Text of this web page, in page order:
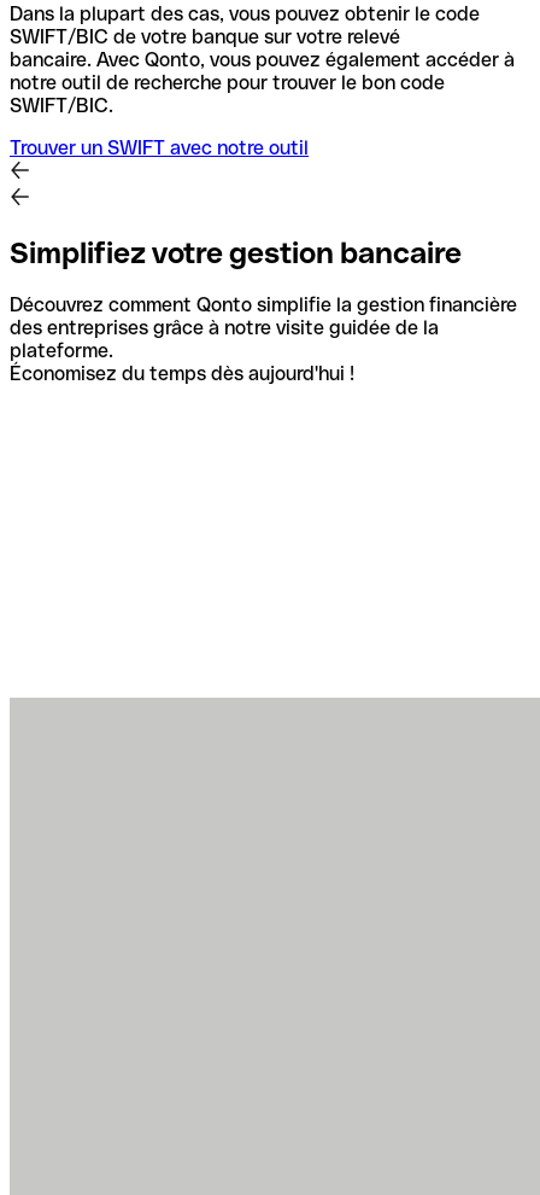
Dans la plupart des cas, vous pouvez obtenir le code
SWIFT/BIC de votre banque sur votre relevé
bancaire. Avec Qonto, vous pouvez également accéder à
notre outil de recherche pour trouver le bon code
SWIFT/BIC.
Trouver un SWIFT avec notre outil
Simplifiez votre gestion bancaire
Découvrez comment Qonto simplifie la gestion financière
des entreprises grâce à notre visite guidée de la
plateforme.
Économisez du temps dès aujourd'hui !